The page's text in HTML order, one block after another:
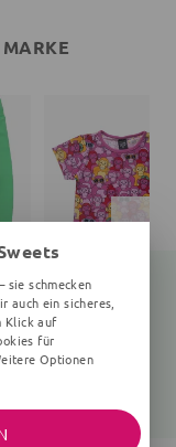
T-Shirt
Affen
sie schmecken
auch ein sicheres,
Klick auf
für
Optionen